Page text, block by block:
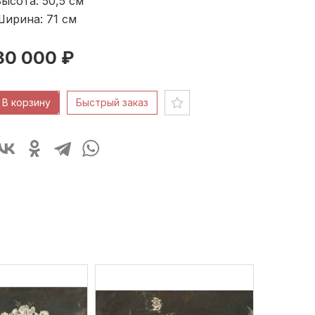
71 см
000 ₽
В корзину Быстрый заказ